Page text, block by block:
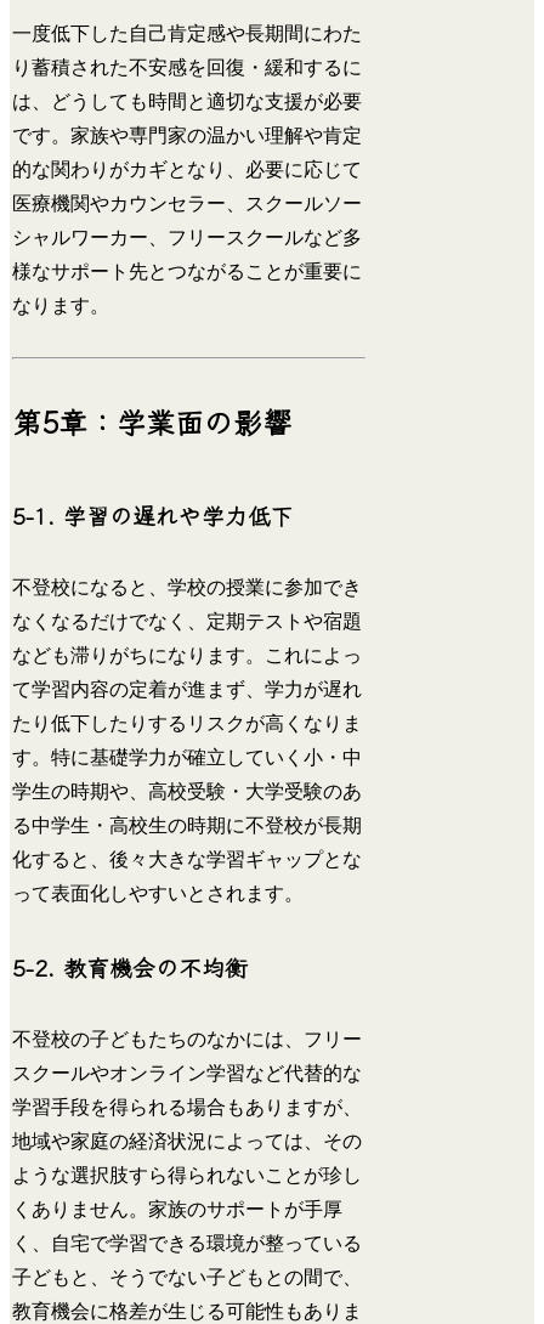
一度低下した自己肯定感や長期間にわた
り蓄積された不安感を回復・緩和するに
は、どうしても時間と適切な支援が必要
です。家族や専門家の温かい理解や肯定
的な関わりがカギとなり、必要に応じて
医療機関やカウンセラー、スクールソー
シャルワーカー、フリースクールなど多
様なサポート先とつながることが重要に
なります。
第5章：学業面の影響
5-1. 学習の遅れや学力低下
不登校になると、学校の授業に参加でき
なくなるだけでなく、定期テストや宿題
なども滞りがちになります。これによっ
て学習内容の定着が進まず、学力が遅れ
たり低下したりするリスクが高くなりま
す。特に基礎学力が確立していく小・中
学生の時期や、高校受験・大学受験のあ
る中学生・高校生の時期に不登校が長期
化すると、後々大きな学習ギャップとな
って表面化しやすいとされます。
5-2. 教育機会の不均衡
不登校の子どもたちのなかには、フリー
スクールやオンライン学習など代替的な
学習手段を得られる場合もありますが、
地域や家庭の経済状況によっては、その
ような選択肢すら得られないことが珍し
くありません。家族のサポートが手厚
く、自宅で学習できる環境が整っている
子どもと、そうでない子どもとの間で、
教育機会に格差が生じる可能性もありま